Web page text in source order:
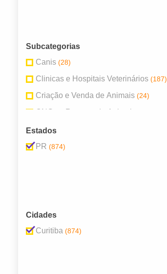
Subcategorias
Canis (28)
Clinicas e Hospitais Veterinários (187)
Criação e Venda de Animais (24)
ONGs e Resgate de Animais
Pet Shops
Produtos Veterinários
Estados
PR (874)
Cidades
Curitiba (874)